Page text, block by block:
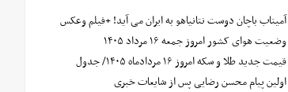
آمیتاب باچان دوست نتانیاهو به ایران می آید! +فیلم وعکس
وضعیت هوای کشور امروز جمعه ۱۶ مرداد ۱۴۰۵
قیمت جدید طلا و سکه امروز ۱۶ مردادماه ۱۴۰۵/ جدول
اولین پیام محسن رضایی پس از شایعات خبری